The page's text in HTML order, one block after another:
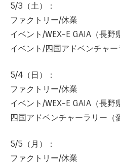
5/3（土）：
ファクトリー/休業
イベント/WEX-E GAIA（長野
イベント/四国アドベンチャー
5/4（日）：
ファクトリー/休業
イベント/WEX-E GAIA（長野
四国アドベンチャーラリー（
5/5（月）：
ファクトリー/休業